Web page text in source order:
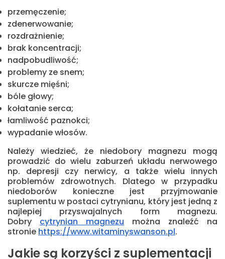
przemęczenie;
zdenerwowanie;
rozdrażnienie;
brak koncentracji;
nadpobudliwość;
problemy ze snem;
skurcze mięśni;
bóle głowy;
kołatanie serca;
łamliwość paznokci;
wypadanie włosów.
Należy wiedzieć, że niedobory magnezu mogą
prowadzić do wielu zaburzeń układu nerwowego
np. depresji czy nerwicy, a także wielu innych
problemów zdrowotnych. Dlatego w przypadku
niedoborów konieczne jest przyjmowanie
suplementu w postaci cytrynianu, który jest jedną z
najlepiej przyswajalnych form magnezu.
Dobry cytrynian magnezu można znaleźć na
stronie https://www.witaminyswanson.pl.
Jakie są korzyści z suplementacji